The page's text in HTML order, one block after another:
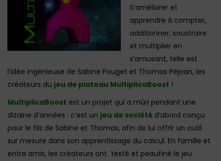
S’améliorer et
apprendre à compter,
additionner, soustraire
et multiplier en
s’amusant, telle est
l’idée ingénieuse de Sabine Pouget et Thomas Péjoan, les
créateurs du jeu de plateau MultiplicaBoost !
MultiplicaBoost est un projet qui a mûri pendant une
dizaine d’années : c’est un jeu de société d’abord conçu
pour le fils de Sabine et Thomas, afin de lui offrir un outil
sur mesure dans son apprentissage du calcul. En famille et
entre amis, les créateurs ont testé et peaufiné le jeu